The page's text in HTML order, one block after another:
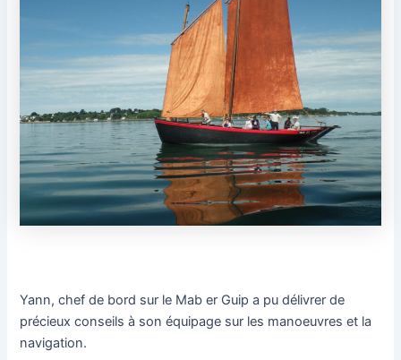
Yann, chef de bord sur le Mab er Guip a pu délivrer de
précieux conseils à son équipage sur les manoeuvres et la
navigation.